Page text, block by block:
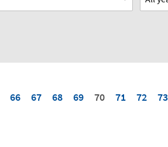
66 67 68 69 70 71 72 73